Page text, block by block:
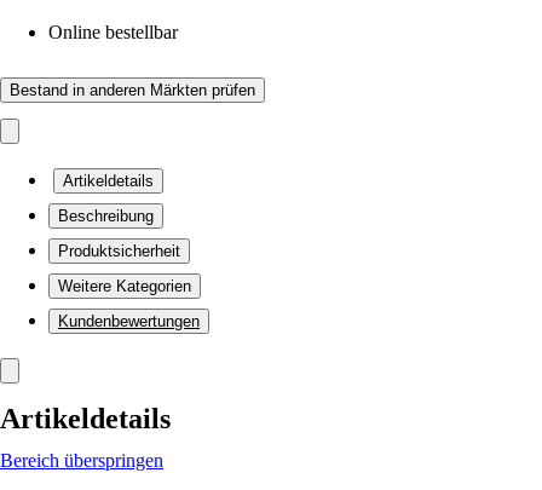
Online bestellbar
Bestand in anderen Märkten prüfen
Artikeldetails
Beschreibung
Produktsicherheit
Weitere Kategorien
Kundenbewertungen
Artikeldetails
Bereich überspringen